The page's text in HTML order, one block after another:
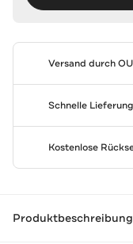
Versand durch
Schnelle
Kostenlose
Produktbeschreibung